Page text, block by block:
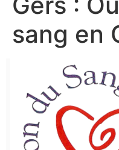
sang en